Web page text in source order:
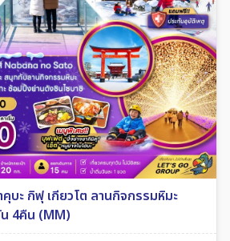
บะ กิฟุ เกียวโต ลานกิจกรรมหิมะ
4คืน (MM)